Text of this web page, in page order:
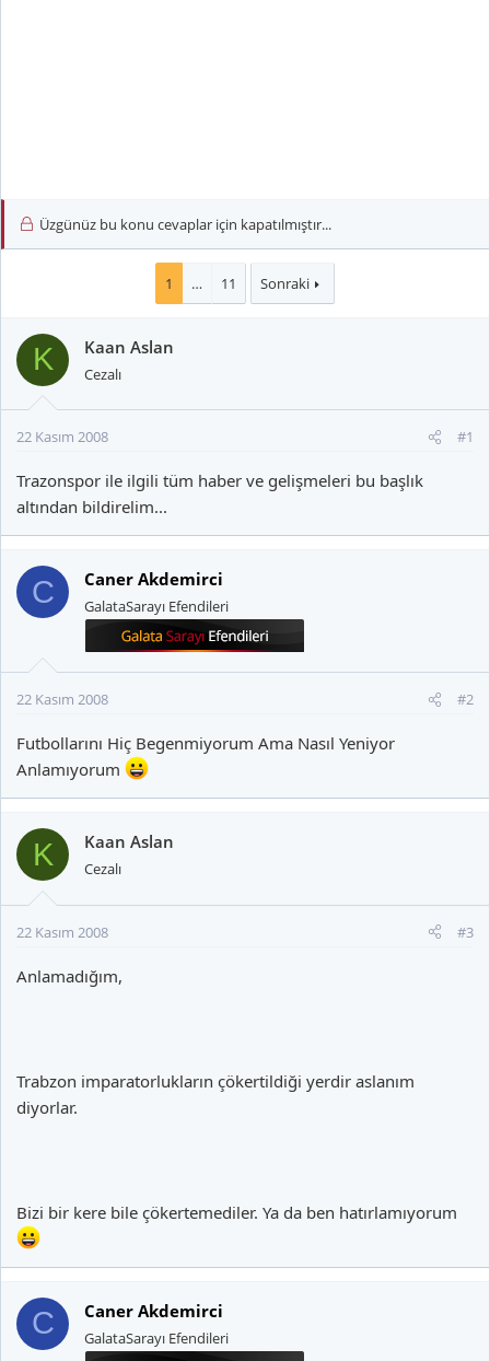
Üzgünüz bu konu cevaplar için kapatılmıştır...
1 … 11 Sonraki
K Kaan Aslan
Cezalı
22 Kasım 2008 #1
Trazonspor ile ilgili tüm haber ve gelişmeleri bu başlık
altından bildirelim...
C Caner Akdemirci
GalataSarayı Efendileri
22 Kasım 2008 #2
Futbollarını Hiç Begenmiyorum Ama Nasıl Yeniyor
Anlamıyorum
K Kaan Aslan
Cezalı
22 Kasım 2008 #3
Anlamadığım,
Trabzon imparatorlukların çökertildiği yerdir aslanım
diyorlar.
Bizi bir kere bile çökertemediler. Ya da ben hatırlamıyorum
C Caner Akdemirci
GalataSarayı Efendileri